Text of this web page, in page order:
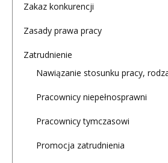
Zakaz konkurencji
Zasady prawa pracy
Zatrudnienie
Nawiązanie stosunku pracy,
Pracownicy niepełnosprawni
Pracownicy tymczasowi
Promocja zatrudnienia